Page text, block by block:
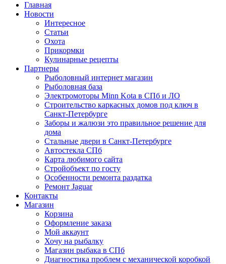
Главная
Новости
Интересное
Статьи
Охота
Прикормки
Кулинарные рецепты
Партнеры
Рыболовный интернет магазин
Рыболовная база
Электромоторы Minn Kota в СПб и ЛО
Строительство каркасных домов под ключ в
Санкт-Петербурге
Заборы и жалюзи это правильное решение для
дома
Стальные двери в Санкт-Петербурге
Автостекла СПб
Карта любимого сайта
Стройобъект по госту
Особенности ремонта раздатка
Ремонт Jaguar
Контакты
Магазин
Корзина
Оформление заказа
Мой аккаунт
Хочу на рыбалку
Магазин рыбака в СПб
Диагностика проблем с механической коробкой